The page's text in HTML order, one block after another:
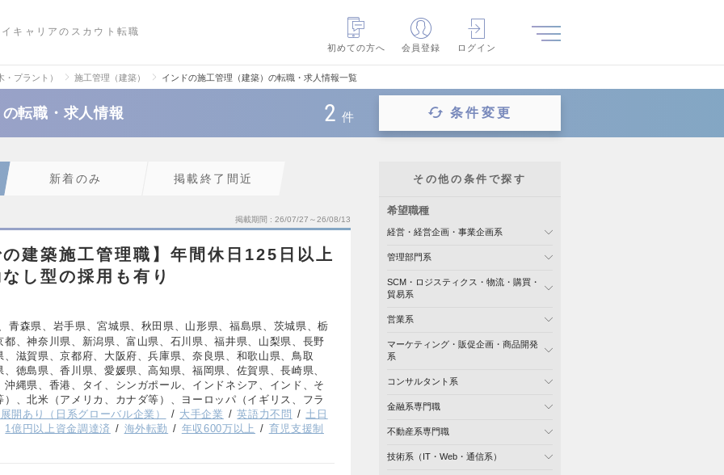
キャリアのスカウト転職
初めての方へ
会員登録 ログイン
プラント） 施工管理（建築） インドの施工管理（建築）の転職・求人情報一覧
転職・求人情報 2 件 条件変更
新着のみ 掲載終了間近
掲載期間 26/07/27～26/08/13
建築施工管理職】年間休日125日以上
し型の採用も有り
青森県、岩手県、宮城県、秋田県、山形県、福島県、茨城県、栃
、神奈川県、新潟県、富山県、石川県、福井県、山梨県、長野
滋賀県、京都府、大阪府、兵庫県、奈良県、和歌山県、鳥取
徳島県、香川県、愛媛県、高知県、福岡県、佐賀県、長崎県、
縄県、香港、タイ、シンガポール、インドネシア、インド、そ
、北米（アメリカ、カナダ等）、ヨーロッパ（イギリス、フラ
開あり（日系グローバル企業）
大手企業 英語力不問
土日
1億円以上資金調達済
海外転勤 年収600万以上 育児支援制
その他の条件で探す
希望職種
経営・経営企画・事業企画系
管理部門系
SCM・ロジスティクス・物流・購買・
貿易系
営業系
マーケティング・販促企画・商品開発
系
コンサルタント系
金融系専門職
不動産系専門職
技術系（IT・Web・通信系）